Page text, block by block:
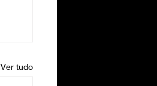
Ver tudo